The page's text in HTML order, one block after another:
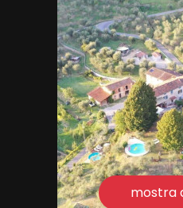
Terrazzo: Presente
Giardino: Privato
Cucina: Abitabile
Arredato:
cucina
Posizione: Turistica
Terrazza
mostra
Posto auto/Box
Balcone/Terrazzo
Ascensore
Arredato